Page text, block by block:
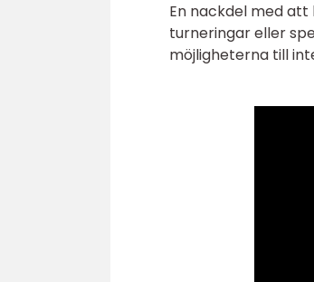
En nackdel med
turneringar eller
möjligheterna till